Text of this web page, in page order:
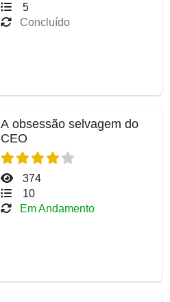
5
Concluído
A obsessão selvagem do
CEO
374
10
Em Andamento